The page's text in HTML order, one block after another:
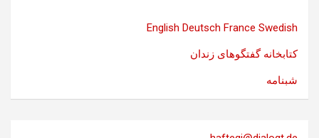
English Deutsch France Swedish
کتابخانه گفتگوهای زندان
شبنامه